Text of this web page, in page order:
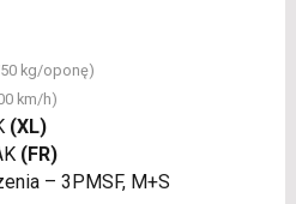
kg/oponę)
km/h)
(XL)
(FR)
– 3PMSF, M+S